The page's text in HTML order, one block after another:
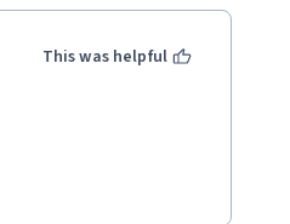
This was helpful